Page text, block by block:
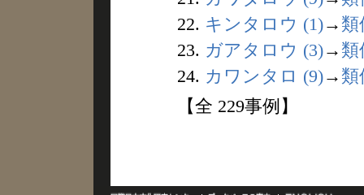
22. キンタロウ (1)→ 類
23. ガアタロウ (3)→ 類
24. カワンタロ (9)→ 類
【全 229事例】